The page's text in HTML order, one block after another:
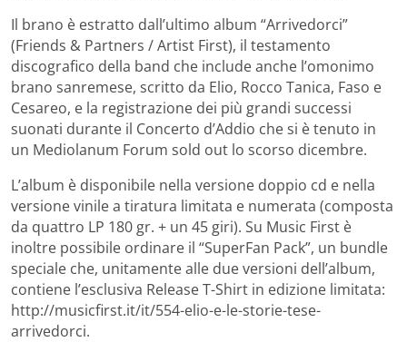
Il brano è estratto dall’ultimo album “Arrivedorci”
(Friends & Partners / Artist First), il testamento
discografico della band che include anche l’omonimo
brano sanremese, scritto da Elio, Rocco Tanica, Faso e
Cesareo, e la registrazione dei più grandi successi
suonati durante il Concerto d’Addio che si è tenuto in
un Mediolanum Forum sold out lo scorso dicembre.
L’album è disponibile nella versione doppio cd e nella
versione vinile a tiratura limitata e numerata (composta
da quattro LP 180 gr. + un 45 giri). Su Music First è
inoltre possibile ordinare il “SuperFan Pack”, un bundle
speciale che, unitamente alle due versioni dell’album,
contiene l’esclusiva Release T-Shirt in edizione limitata:
http://musicfirst.it/it/554-elio-e-le-storie-tese-
arrivedorci.